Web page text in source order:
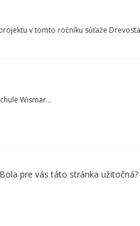
v tomto ročníku súťaže
Wismar...
Bola pre vás táto stránka užitočná?